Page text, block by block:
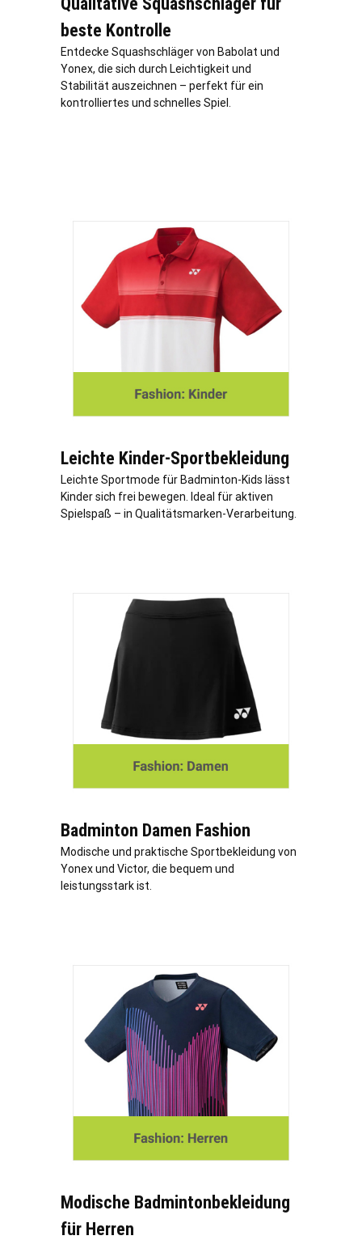
beste Kontrolle
Entdecke Squashschläger von Babolat und
Yonex, die sich durch Leichtigkeit und
Stabilität auszeichnen – perfekt für ein
kontrolliertes und schnelles Spiel.
Leichte Kinder-Sportbekleidung
Leichte Sportmode für Badminton-Kids lässt
Kinder sich frei bewegen. Ideal für aktiven
Spielspaß – in Qualitätsmarken-Verarbeitung.
Badminton Damen Fashion
Modische und praktische Sportbekleidung von
Yonex und Victor, die bequem und
leistungsstark ist.
Modische Badmintonbekleidung
für Herren